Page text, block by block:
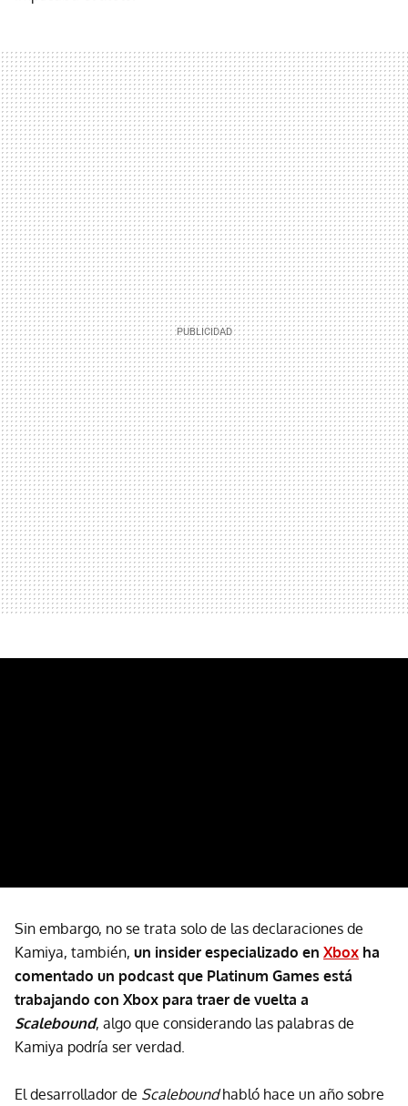
Sin embargo, no se trata solo de las declaraciones de
Kamiya, también, un insider especializado en Xbox ha
comentado un podcast que Platinum Games está
trabajando con Xbox para traer de vuelta a
Scalebound, algo que considerando las palabras de
Kamiya podría ser verdad.
El desarrollador de Scaleboundhabló hace un año sobre